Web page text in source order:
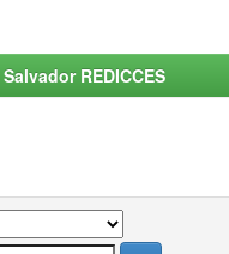
REDICCES